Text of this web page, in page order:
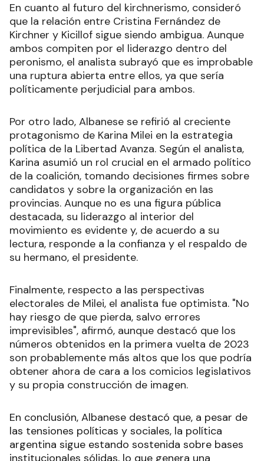
En cuanto al futuro del kirchnerismo, consideró
que la relación entre Cristina Fernández de
Kirchner y Kicillof sigue siendo ambigua. Aunque
ambos compiten por el liderazgo dentro del
peronismo, el analista subrayó que es improbable
una ruptura abierta entre ellos, ya que sería
políticamente perjudicial para ambos.
Por otro lado, Albanese se refirió al creciente
protagonismo de Karina Milei en la estrategia
política de la Libertad Avanza. Según el analista,
Karina asumió un rol crucial en el armado político
de la coalición, tomando decisiones firmes sobre
candidatos y sobre la organización en las
provincias. Aunque no es una figura pública
destacada, su liderazgo al interior del
movimiento es evidente y, de acuerdo a su
lectura, responde a la confianza y el respaldo de
su hermano, el presidente.
Finalmente, respecto a las perspectivas
electorales de Milei, el analista fue optimista. "No
hay riesgo de que pierda, salvo errores
imprevisibles", afirmó, aunque destacó que los
números obtenidos en la primera vuelta de 2023
son probablemente más altos que los que podría
obtener ahora de cara a los comicios legislativos
y su propia construcción de imagen.
En conclusión, Albanese destacó que, a pesar de
las tensiones políticas y sociales, la política
argentina sigue estando sostenida sobre bases
institucionales sólidas, lo que genera una